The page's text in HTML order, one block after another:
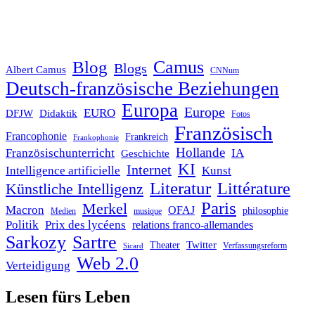
Albert Camus Blog Blogs Camus CNNum
Deutsch-französische Beziehungen
DFJW Didaktik EURO Europa Europe Fotos
Francophonie Frankophonie Frankreich Französisch
Französischunterricht Geschichte Hollande IA
Intelligence artificielle Internet KI Kunst
Künstliche Intelligenz Literatur Littérature
Macron Medien Merkel musique OFAJ Paris philosophie
Politik Prix des lycéens relations franco-allemandes
Sarkozy Sartre Sicard Theater Twitter Verfassungsreform
Verteidigung Web 2.0
Lesen fürs Leben